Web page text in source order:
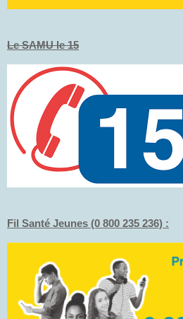
Le SAMU le 15
Fil Santé Jeunes (0 800 235 236) :